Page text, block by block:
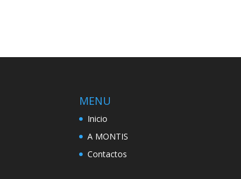
MENU
Inicio
A MONTIS
Contactos